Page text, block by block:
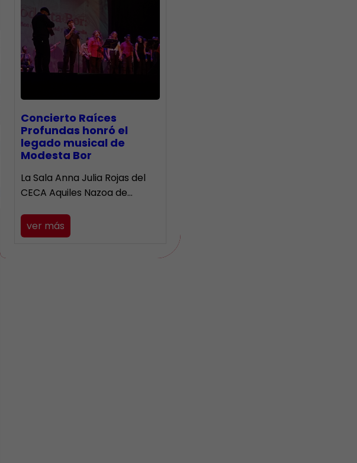
​Concierto Raíces
Profundas honró el
legado musical de
Modesta Bor
La Sala Anna Julia Rojas del
CECA Aquiles Nazoa de…
ver más